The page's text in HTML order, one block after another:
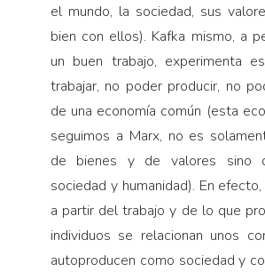
el mundo, la sociedad, sus
bien con ellos). Kafka mismo, a
un buen trabajo, experimenta
trabajar, no poder producir, no
de una economía común (esta
seguimos a Marx, no es
de bienes y de valores sino
sociedad y humanidad). En
a partir del trabajo y de lo que
individuos se relacionan unos
autoproducen como sociedad y